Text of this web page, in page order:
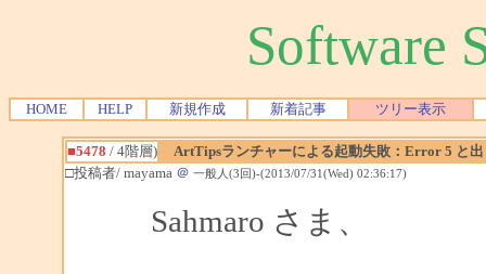
Software
HOME HELP 新規作成 新着記事 ツリー表示
■5478 / 4階層)
ArtTipsランチャーによる起動失敗：Error 5 と出
□投稿者/ mayama ＠ 一般人(3回)-(2013/07/31(Wed) 02:36:17)
Sahmaro さま、